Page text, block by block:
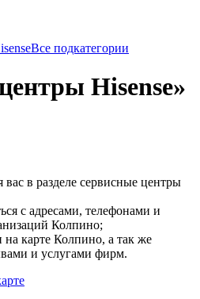
Все подкатегории
Hisense»
в разделе сервисные центры
с адресами, телефонами и
Колпино;
на карте Колпино, а так же
и услугами фирм.